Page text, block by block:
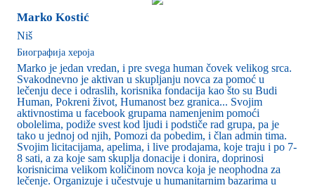
Marko Kostić
Niš
Биографија хероја
Marko je jedan vredan, i pre svega human čovek velikog srca.
Svakodnevno je aktivan u skupljanju novca za pomoć u
lečenju dece i odraslih, korisnika fondacija kao što su Budi
Human, Pokreni život, Humanost bez granica... Svojim
aktivnostima u facebook grupama namenjenim pomoći
obolelima, podiže svest kod ljudi i podstiče rad grupa, pa je
tako u jednoj od njih, Pomozi da pobedim, i član admin tima.
Svojim licitacijama, apelima, i live prodajama, koje traju i po 7-
8 sati, a za koje sam skuplja donacije i donira, doprinosi
korisnicima velikom količinom novca koja je neophodna za
lečenje. Organizuje i učestvuje u humanitarnim bazarima u